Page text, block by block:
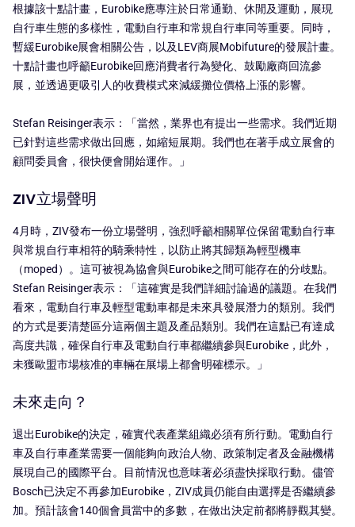
根據該十點計畫，Eurobike應專注於日常通勤、休閒及運動，展現
自行車生態的多樣性，電動自行車和常規自行車同等重要。同時，
暫緩Eurobike展會相關公告，以及LEV商展Mobifuture的發展計畫。
十點計畫也呼籲Eurobike回應消費者行為變化、鼓勵廠商回流參
展，並透過更吸引人的收費模式來減緩攤位價格上漲的影響。
Stefan Reisinger表示：「當然，業界也有提出一些需求。我們近期
已針對這些需求做出回應，如縮短展期。我們也在著手成立展會的
顧問委員會，很快便會開始運作。」
ZIV立場聲明
4月時，ZIV發布一份立場聲明，強烈呼籲相關單位保留電動自行車
與常規自行車相符的騎乘特性，以防止將其歸類為輕型機車
（moped）。這可被視為協會與Eurobike之間可能存在的分歧點。
Stefan Reisinger表示：「這確實是我們詳細討論過的議題。在我們
看來，電動自行車及輕型電動車都是未來具發展潛力的類別。我們
的方式是要清楚區分這兩個主題及產品類別。我們在這點已有達成
高度共識，確保自行車及電動自行車都繼續參與Eurobike，此外，
未獲歐盟市場核准的車輛在展場上都會明確標示。」
未來走向？
退出Eurobike的決定，確實代表產業組織必須有所行動。電動自行
車及自行車產業需要一個能夠向政治人物、政策制定者及金融機構
展現自己的國際平台。目前情況也意味著必須盡快採取行動。儘管
Bosch已決定不再參加Eurobike，ZIV成員仍能自由選擇是否繼續參
加。預計該會140個會員當中的多數，在做出決定前都將靜觀其變。